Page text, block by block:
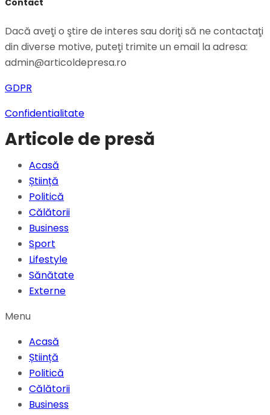
Contact
Dacă aveţi o ştire de interes sau doriţi să ne contactaţi
din diverse motive, puteţi trimite un email la adresa:
admin@articoldepresa.ro
GDPR
Confidentialitate
Articole de presă
Acasă
Știință
Politică
Călătorii
Business
Sport
Lifestyle
Sănătate
Externe
Menu
Acasă
Știință
Politică
Călătorii
Business